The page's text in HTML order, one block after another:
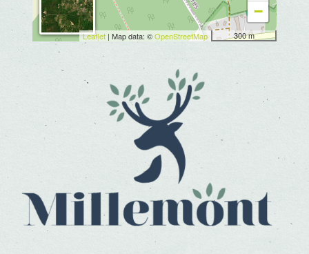
−
300 m
Leaflet | Map data: ©OpenStreetMap